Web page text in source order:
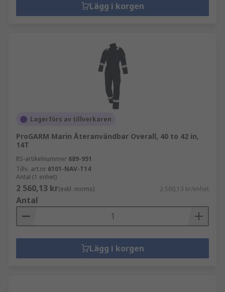
Lägg i korgen
Lagerförs av tillverkaren
ProGARM Marin Återanvändbar Overall, 40 to 42 in,
14T
RS-artikelnummer 689-951
Tillv. art.nr 6101-NAV-T14
Antal (1 enhet)
2 560,13 kr(exkl. moms) 2 560,13 kr/enhet
Antal
Lägg i korgen